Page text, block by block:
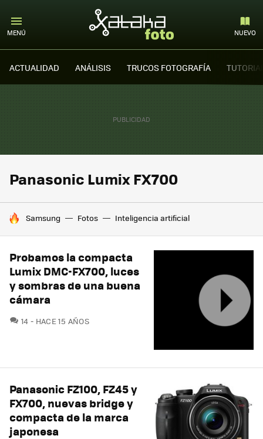
MENÚ NUEVO
ACTUALIDAD ANÁLISIS TRUCOS FOTOGRAFÍA
Panasonic Lumix FX700
HOY SE HABLA DE
Samsung Fotos Inteligencia artificial
Probamos la compacta
Lumix DMC-FX700, luces
y sombras de una buena
cámara
14 COMENTARIOS
HACE 15 AÑOS
Panasonic FZ100, FZ45 y
FX700, nuevas bridge y
compacta de la marca
japonesa